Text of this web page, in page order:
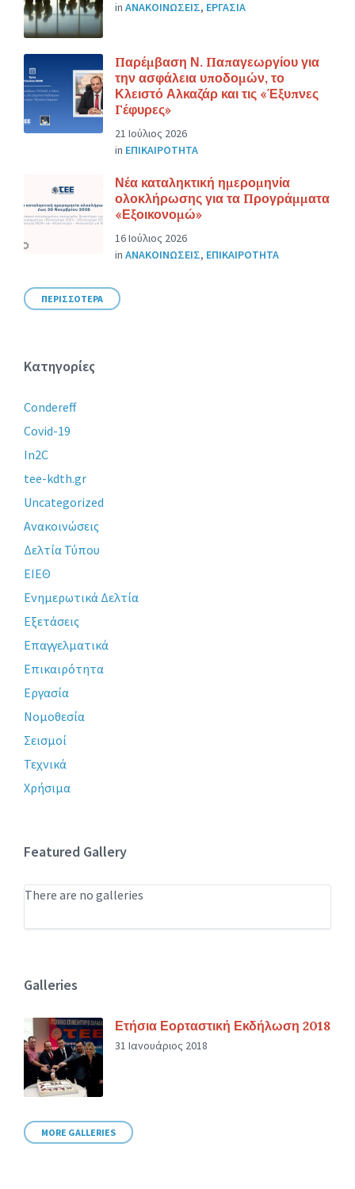
in ΑΝΑΚΟΙΝΩΣΕΙΣ, ΕΡΓΑΣΙΑ
Παρέμβαση Ν. Παπαγεωργίου για
την ασφάλεια υποδομών, το
Κλειστό Αλκαζάρ και τις «Έξυπνες
Γέφυρες»
21 Ιούλιος 2026
in ΕΠΙΚΑΙΡΟΤΗΤΑ
Νέα καταληκτική ημερομηνία
ολοκλήρωσης για τα Προγράμματα
«Εξοικονομώ»
16 Ιούλιος 2026
in ΑΝΑΚΟΙΝΩΣΕΙΣ, ΕΠΙΚΑΙΡΟΤΗΤΑ
ΠΕΡΙΣΣΟΤΕΡΑ
Κατηγορίες
Condereff
Covid-19
In2C
tee-kdth.gr
Uncategorized
Ανακοινώσεις
Δελτία Τύπου
ΕΙΕΘ
Ενημερωτικά Δελτία
Εξετάσεις
Επαγγελματικά
Επικαιρότητα
Εργασία
Νομοθεσία
Σεισμοί
Τεχνικά
Χρήσιμα
Featured Gallery
There are no galleries
Galleries
Ετήσια Εορταστική Εκδήλωση 2018
31 Ιανουάριος 2018
MORE GALLERIES